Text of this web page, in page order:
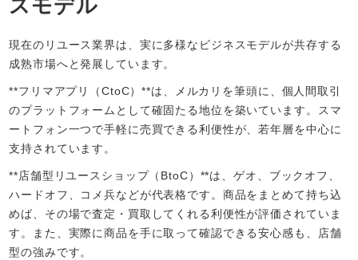
スモデル
現在のリユース業界は、実に多様なビジネスモデルが共存する
成熟市場へと発展しています。
**フリマアプリ（CtoC）**は、メルカリを筆頭に、個人間取引
のプラットフォームとして確固たる地位を築いています。スマ
ートフォン一つで手軽に売買できる利便性が、若年層を中心に
支持されています。
**店舗型リユースショップ（BtoC）**は、ゲオ、ブックオフ、
ハードオフ、コメ兵などが代表格です。商品をまとめて持ち込
めば、その場で査定・買取してくれる利便性が評価されていま
す。また、実際に商品を手に取って確認できる安心感も、店舗
型の強みです。